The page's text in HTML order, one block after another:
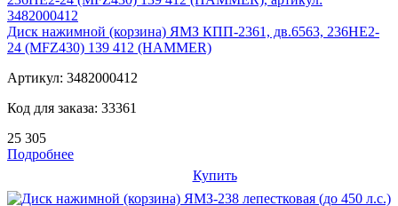
Диск нажимной (корзина) ЯМЗ КПП-2361, дв.6563, 236НЕ2-
24 (MFZ430) 139 412 (HAMMER)
Артикул: 3482000412
Код для заказа: 33361
25 305
Подробнее
Купить